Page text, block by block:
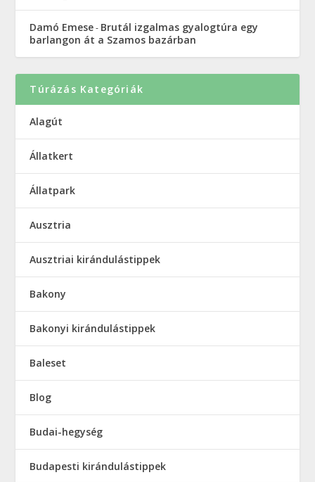
Damó Emese- Brutál izgalmas gyalogtúra egy
barlangon át a Szamos bazárban
Túrázás Kategóriák
Alagút
Állatkert
Állatpark
Ausztria
Ausztriai kirándulástippek
Bakony
Bakonyi kirándulástippek
Baleset
Blog
Budai-hegység
Budapesti kirándulástippek